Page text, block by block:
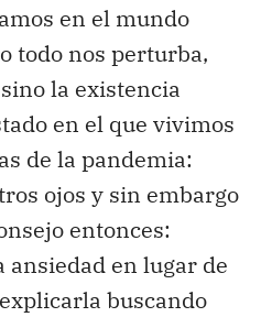
en el mundo
todo nos perturba,
la existencia
en el que vivimos
de la pandemia:
ojos y sin embargo
entonces:
en lugar de
buscando